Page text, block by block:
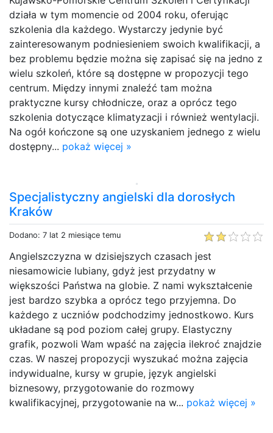
działa w tym momencie od 2004 roku, oferując
szkolenia dla każdego. Wystarczy jedynie być
zainteresowanym podniesieniem swoich kwalifikacji, a
bez problemu będzie można się zapisać się na jedno z
wielu szkoleń, które są dostępne w propozycji tego
centrum. Między innymi znaleźć tam można
praktyczne kursy chłodnicze, oraz a oprócz tego
szkolenia dotyczące klimatyzacji i również wentylacji.
Na ogół kończone są one uzyskaniem jednego z wielu
dostępny... pokaż więcej »
Specjalistyczny angielski dla dorosłych
Kraków
Dodano: 7 lat 2 miesiące temu
Angielszczyzna w dzisiejszych czasach jest
niesamowicie lubiany, gdyż jest przydatny w
większości Państwa na globie. Z nami wykształcenie
jest bardzo szybka a oprócz tego przyjemna. Do
każdego z uczniów podchodzimy jednostkowo. Kurs
układane są pod poziom całej grupy. Elastyczny
grafik, pozwoli Wam wpaść na zajęcia ilekroć znajdzie
czas. W naszej propozycji wyszukać można zajęcia
indywidualne, kursy w grupie, język angielski
biznesowy, przygotowanie do rozmowy
kwalifikacyjnej, przygotowanie na w... pokaż więcej »